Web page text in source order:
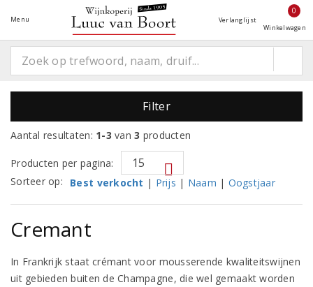
Menu Verlanglijst
0
Winkelwagen
Filter
Aantal resultaten: 1-3 van3 producten
Producten per pagina:
Sorteer op:
Best verkocht | Prijs | Naam | Oogstjaar
Cremant
In Frankrijk staat crémant voor mousserende kwaliteitswijnen
uit gebieden buiten de Champagne, die wel gemaakt worden